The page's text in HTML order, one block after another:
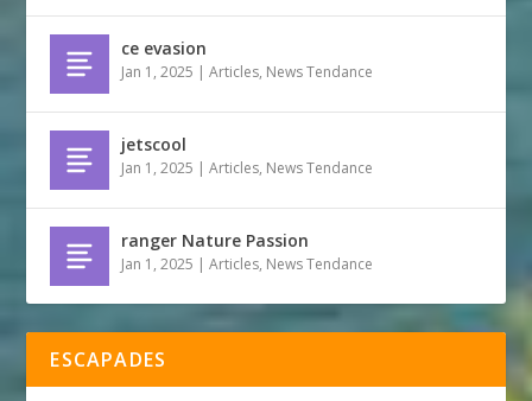
ce evasion
Jan 1, 2025 |Articles, News Tendance
jetscool
Jan 1, 2025 |Articles, News Tendance
ranger Nature Passion
Jan 1, 2025 |Articles, News Tendance
ESCAPADES